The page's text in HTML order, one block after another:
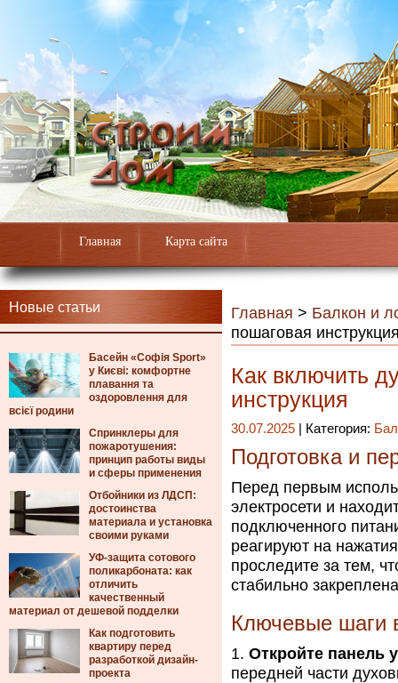
Главная Карта сайта
Новые статьи
Басейн «Софія Sport»
у Києві: комфортне
плавання та
оздоровлення для
всієї родини
Спринклеры для
пожаротушения:
принцип работы виды
и сферы применения
Отбойники из ЛДСП:
достоинства
материала и установка
своими руками
УФ-защита сотового
поликарбоната: как
отличить
качественный
материал от дешевой подделки
Как подготовить
квартиру перед
разработкой дизайн-
проекта
Главная > Балкон и
пошаговая
Как включить
инструкция
30.07.2025 | Категория:
Подготовка и
Перед первым
электросети и
подключенного
реагируют на
проследите за тем,
стабильно
Ключевые шаги
Откройте панель
передней части